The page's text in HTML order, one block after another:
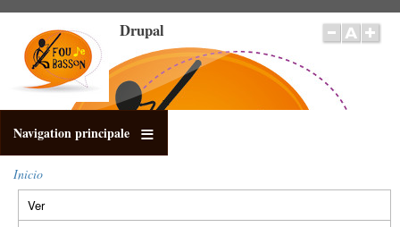
contenido
principal
Drupal
Navigation principale
Sobrescribir
enlaces
Inicio
Solapas
Ver(solapa